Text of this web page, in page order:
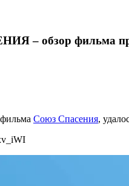
– обзор фильма про
Союз Спасения,